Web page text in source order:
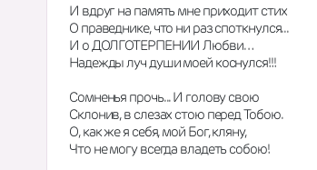
И вдруг на память мне приходит стих
О праведнике, что ни раз споткнулся...
И о ДОЛГОТЕРПЕНИИ Любви…
Надежды луч души моей коснулся!!!
Сомненья прочь... И голову свою
Склонив, в слезах стою перед Тобою.
О, как же я себя, мой Бог, кляну,
Что не могу всегда владеть собою!